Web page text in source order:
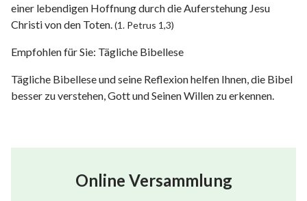
einer lebendigen Hoffnung durch die Auferstehung Jesu
Christi von den Toten. (1. Petrus 1,3)
Empfohlen für Sie: Tägliche Bibellese
Tägliche Bibellese und seine Reflexion helfen Ihnen, die Bibel
besser zu verstehen, Gott und Seinen Willen zu erkennen.
Online Versammlung